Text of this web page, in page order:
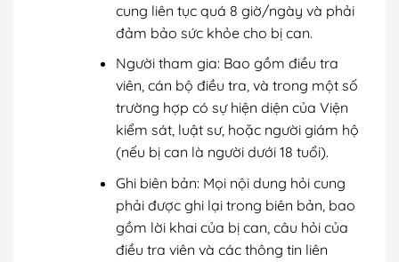
cung liên tục quá 8 giờ/ngày và phải
đảm bảo sức khỏe cho bị can.
Người tham gia: Bao gồm điều tra
viên, cán bộ điều tra, và trong một số
trường hợp có sự hiện diện của Viện
kiểm sát, luật sư, hoặc người giám hộ
(nếu bị can là người dưới 18 tuổi).
Ghi biên bản: Mọi nội dung hỏi cung
phải được ghi lại trong biên bản, bao
gồm lời khai của bị can, câu hỏi của
điều tra viên và các thông tin liên